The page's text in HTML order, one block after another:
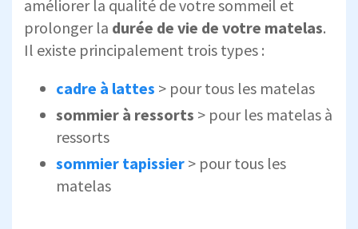
améliorer la qualité de votre sommeil et
prolonger la durée de vie de votre matelas.
Il existe principalement trois types :
cadre à lattes > pour tous les matelas
sommier à ressorts > pour les matelas à
ressorts
sommier tapissier > pour tous les
matelas